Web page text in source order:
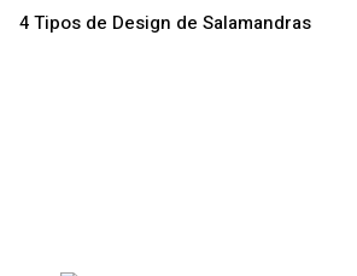
4 Tipos de Design de Salamandras